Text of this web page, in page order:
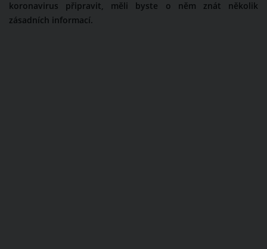
koronavirus připravit, měli byste o něm znát několik
zásadních informací.